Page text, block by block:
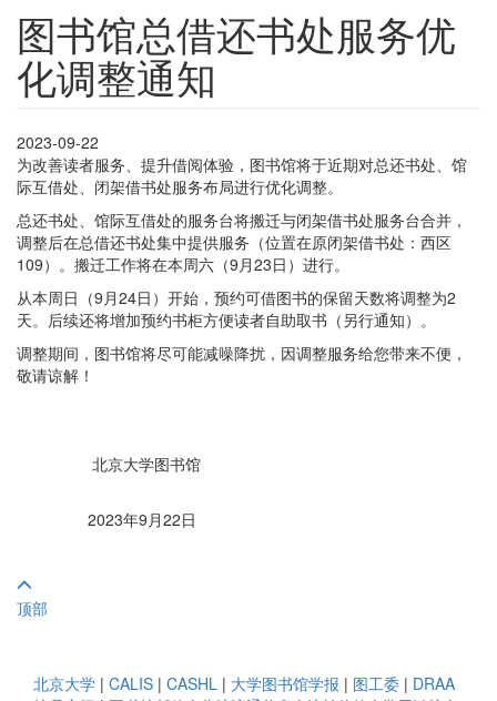
图书馆总借还书处服务优
化调整通知
2023-09-22
为改善读者服务、提升借阅体验，图书馆将于近期对总还书处、馆
际互借处、闭架借书处服务布局进行优化调整。
总还书处、馆际互借处的服务台将搬迁与闭架借书处服务台合并，
调整后在总借还书处集中提供服务（位置在原闭架借书处：西区
109）。搬迁工作将在本周六（9月23日）进行。
从本周日（9月24日）开始，预约可借图书的保留天数将调整为2
天。后续还将增加预约书柜方便读者自助取书（另行通知）。
调整期间，图书馆将尽可能减噪降扰，因调整服务给您带来不便，
敬请谅解！
北京大学图书馆
2023年9月22日
顶部
北京大学 | CALIS | CASHL | 大学图书馆学报 | 图工委 | DRAA